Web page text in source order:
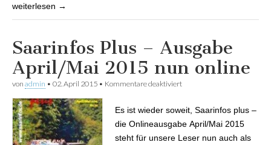
weiterlesen →
Saarinfos Plus – Ausgabe
April/Mai 2015 nun online
von admin • 02. April 2015 • Kommentare deaktiviert
Es ist wieder soweit, Saarinfos plus –
die Onlineausgabe April/Mai 2015
steht für unsere Leser nun auch als